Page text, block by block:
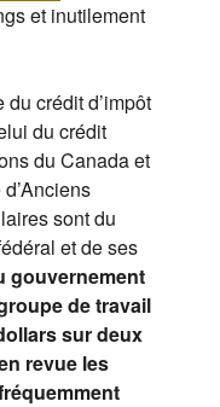
et inutilement
crédit d’impôt
du crédit
du Canada et
sont du
et de ses
gouvernement
de travail
sur deux
revue les